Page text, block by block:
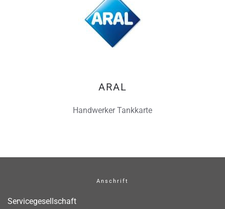
ARAL
Handwerker Tankkarte
Anschrift
Servicegesellschaft